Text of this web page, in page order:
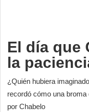
El día que
la
¿Quién hubiera
recordó cómo una
por Chabelo